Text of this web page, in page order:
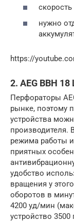
нужно
https://
2. AEG BBH 18
Перфораторы
рынке, поэтому
устройства
производителя.
режима работы
приятных
удобство
вращения у
оборотов в
4200 уд/мин
устройство